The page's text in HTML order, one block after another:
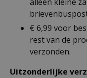
€ 6,99 voor
rest van de
verzonden.
Uitzonderlijke